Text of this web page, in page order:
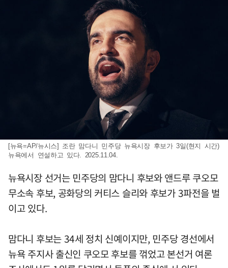
[뉴욕=AP/뉴시스] 조란 맘다니 민주당 뉴욕시장 후보가 3일(현지 시간)
뉴욕에서 연설하고 있다. 2025.11.04.
뉴욕시장 선거는 민주당의 맘다니 후보와 앤드루 쿠오모
무소속 후보, 공화당의 커티스 슬리와 후보가 3파전을 벌
이고 있다.
맘다니 후보는 34세 정치 신예이지만, 민주당 경선에서
뉴욕 주지사 출신인 쿠오모 후보를 꺾었고 본선거 여론